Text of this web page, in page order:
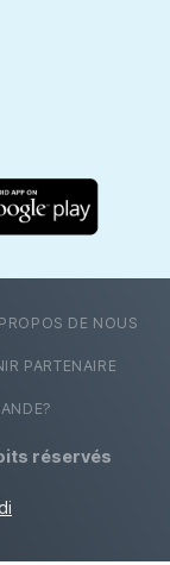
DE NOUS
PARTENAIRE
réservés